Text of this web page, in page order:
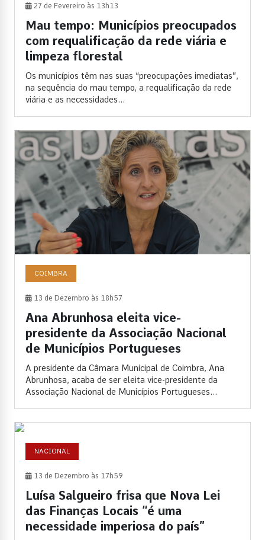
27 de Fevereiro às 13h13
Mau tempo: Municípios preocupados
com requalificação da rede viária e
limpeza florestal
Os municípios têm nas suas “preocupações imediatas”,
na sequência do mau tempo, a requalificação da rede
viária e as necessidades...
COIMBRA
13 de Dezembro às 18h57
Ana Abrunhosa eleita vice-
presidente da Associação Nacional
de Municípios Portugueses
A presidente da Câmara Municipal de Coimbra, Ana
Abrunhosa, acaba de ser eleita vice-presidente da
Associação Nacional de Municípios Portugueses...
NACIONAL
13 de Dezembro às 17h59
Luísa Salgueiro frisa que Nova Lei
das Finanças Locais “é uma
necessidade imperiosa do país”